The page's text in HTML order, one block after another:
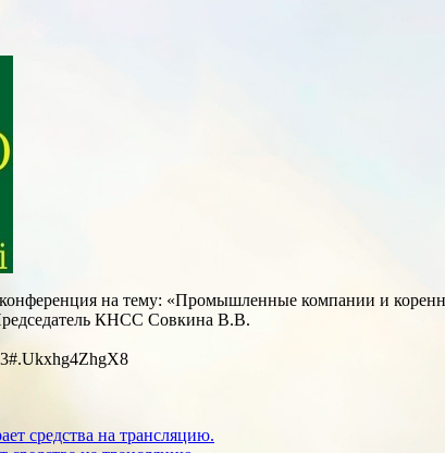
конференция на тему: «Промышленные компании и
КНСС Совкина В.В.